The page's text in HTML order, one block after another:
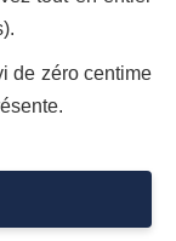
de zéro centime